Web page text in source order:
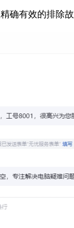
确有效的排除